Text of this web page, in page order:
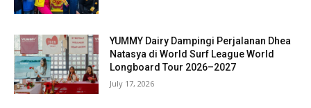
YUMMY Dairy Dampingi Perjalanan Dhea
Natasya di World Surf League World
Longboard Tour 2026–2027
July 17, 2026